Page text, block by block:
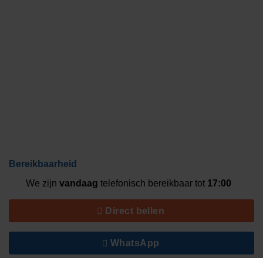
Bereikbaarheid
We zijn vandaag telefonisch bereikbaar tot 17:00
Direct bellen
WhatsApp